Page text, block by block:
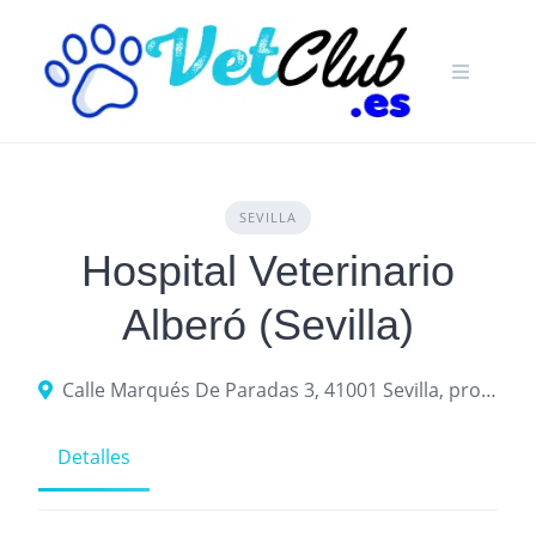
content
SEVILLA
Hospital Veterinario
Alberó (Sevilla)
Calle Marqués De Paradas 3, 41001 Sevilla, provincia de Sevilla, España
Detalles